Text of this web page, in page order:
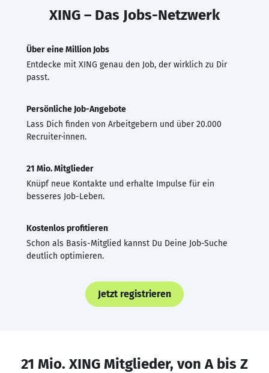
XING – Das Jobs-Netzwerk
Über eine Million Jobs
Entdecke mit XING genau den Job, der wirklich zu Dir
passt.
Persönliche Job-Angebote
Lass Dich finden von Arbeitgebern und über 20.000
Recruiter·innen.
21 Mio. Mitglieder
Knüpf neue Kontakte und erhalte Impulse für ein
besseres Job-Leben.
Kostenlos profitieren
Schon als Basis-Mitglied kannst Du Deine Job-Suche
deutlich optimieren.
Jetzt registrieren
21 Mio. XING Mitglieder, von A bis Z